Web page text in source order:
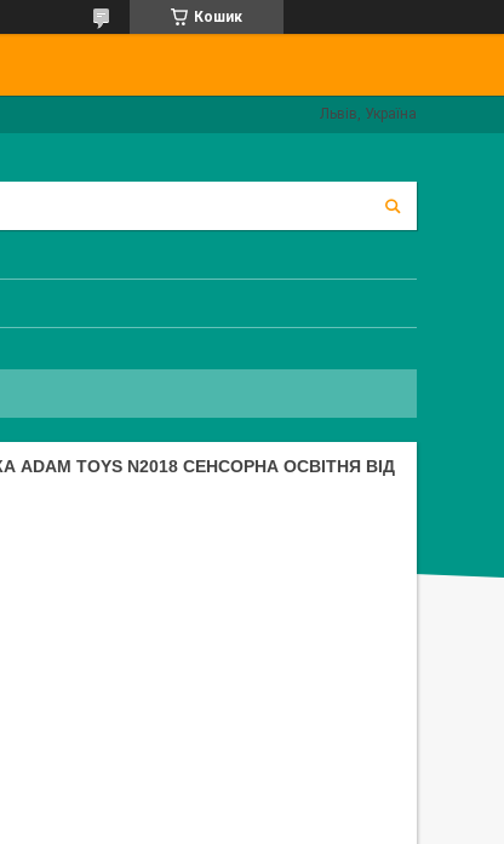
Кошик
Львів, Україна
TOYS N2018 СЕНСОРНА ОСВІТНЯ ВІД